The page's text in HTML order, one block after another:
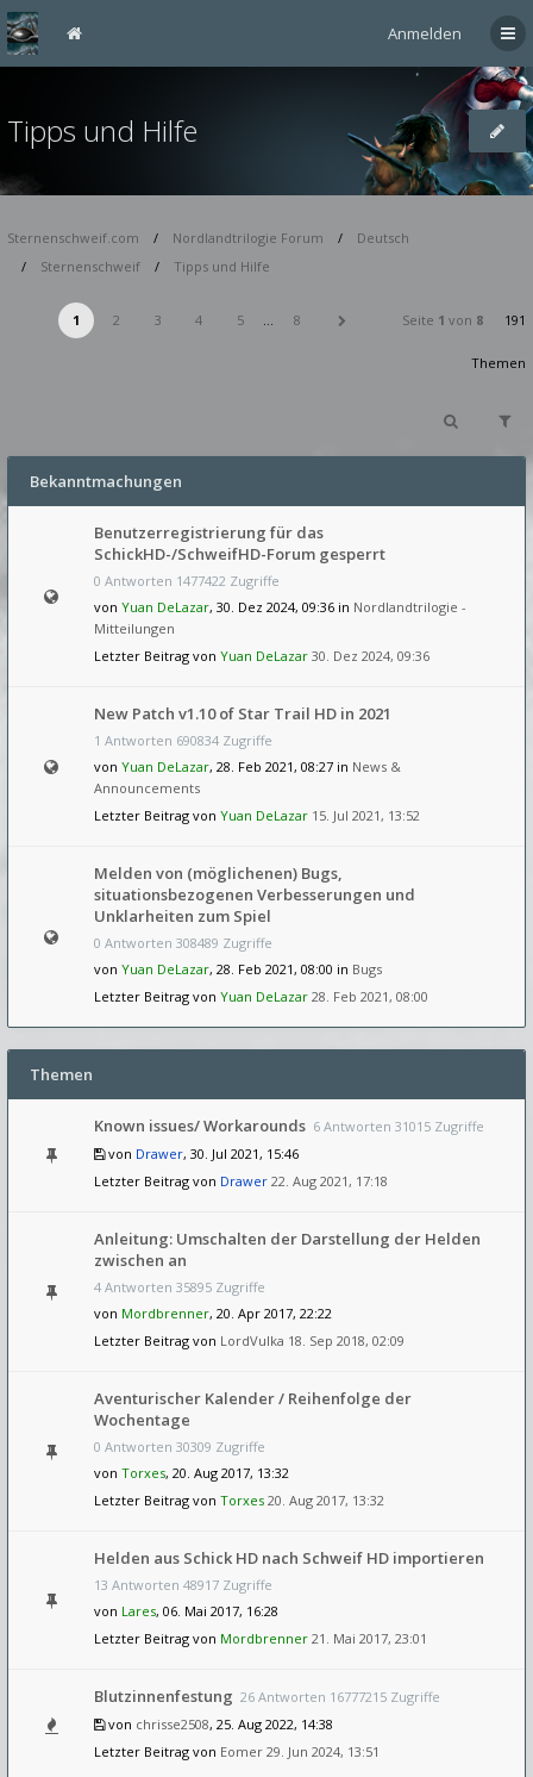
Anmelden
Tipps und Hilfe
Sternenschweif.com Nordlandtrilogie Forum
Deutsch
Sternenschweif
Tipps und Hilfe
1 2 3 4 5 … 8 Seite 1 von 8 191
Themen
Bekanntmachungen
Benutzerregistrierung für das
SchickHD-/SchweifHD-Forum gesperrt
0 Antworten 1477422 Zugriffe
von Yuan DeLazar, 30. Dez 2024, 09:36 in Nordlandtrilogie -
Mitteilungen
Letzter Beitrag von Yuan DeLazar 30. Dez 2024, 09:36
New Patch v1.10 of Star Trail HD in 2021
1 Antworten 690834 Zugriffe
von Yuan DeLazar, 28. Feb 2021, 08:27 in News &
Announcements
Letzter Beitrag von Yuan DeLazar 15. Jul 2021, 13:52
Melden von (möglichenen) Bugs,
situationsbezogenen Verbesserungen und
Unklarheiten zum Spiel
0 Antworten 308489 Zugriffe
von Yuan DeLazar, 28. Feb 2021, 08:00 in Bugs
Letzter Beitrag von Yuan DeLazar 28. Feb 2021, 08:00
Themen
Known issues/ Workarounds 6 Antworten 31015 Zugriffe
von Drawer, 30. Jul 2021, 15:46
Letzter Beitrag von Drawer 22. Aug 2021, 17:18
Anleitung: Umschalten der Darstellung der Helden
zwischen an
4 Antworten 35895 Zugriffe
von Mordbrenner, 20. Apr 2017, 22:22
Letzter Beitrag von LordVulka 18. Sep 2018, 02:09
Aventurischer Kalender / Reihenfolge der
Wochentage
0 Antworten 30309 Zugriffe
von Torxes, 20. Aug 2017, 13:32
Letzter Beitrag von Torxes 20. Aug 2017, 13:32
Helden aus Schick HD nach Schweif HD importieren
13 Antworten 48917 Zugriffe
von Lares, 06. Mai 2017, 16:28
Letzter Beitrag von Mordbrenner 21. Mai 2017, 23:01
Blutzinnenfestung 26 Antworten 16777215 Zugriffe
von chrisse2508, 25. Aug 2022, 14:38
Letzter Beitrag von Eomer 29. Jun 2024, 13:51